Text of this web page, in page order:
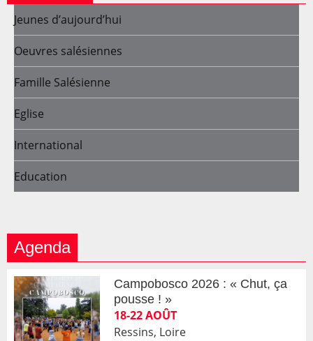
Jeunes d’aujourd’hui
Oeuvres salésiennes
Famille Salésienne
Eglise
International
Education
Agenda
Campobosco 2026 : « Chut, ça
pousse ! »
18-22 AOÛT
Ressins, Loire